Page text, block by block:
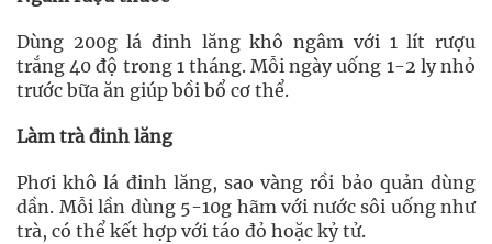
Dùng 200g lá đinh lăng khô ngâm với 1 lít rượu
trắng 40 độ trong 1 tháng. Mỗi ngày uống 1-2 ly nhỏ
trước bữa ăn giúp bồi bổ cơ thể.
Làm trà đinh lăng
Phơi khô lá đinh lăng, sao vàng rồi bảo quản dùng
dần. Mỗi lần dùng 5-10g hãm với nước sôi uống như
trà, có thể kết hợp với táo đỏ hoặc kỷ tử.